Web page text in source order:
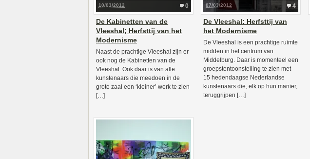
0
10/03/2012
De Kabinetten van de
Vleeshal; Herfsttij van het
Modernisme
Naast de prachtige Vleeshal zijn er
ook nog de Kabinetten van de
Vleeshal. Ook daar is van alle
kunstenaars die meedoen in de
grote zaal een ‘kleiner’ werk te zien
[…]
4
07/03/2012
De Vleeshal: Herfsttij van
het Modernisme
De Vleeshal is een prachtige ruimte
midden in het centrum van
Middelburg. Daar is momenteel een
groepstentoonstelling te zien met
15 hedendaagse Nederlandse
kunstenaars die, elk op hun manier,
teruggrijpen […]